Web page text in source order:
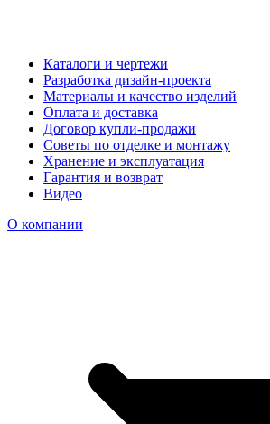
Каталоги и чертежи
Разработка дизайн-проекта
Материалы и качество изделий
Оплата и доставка
Договор купли-продажи
Советы по отделке и монтажу
Хранение и эксплуатация
Гарантия и возврат
Видео
О компании